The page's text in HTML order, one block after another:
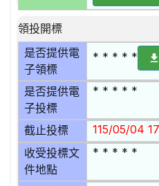
領投開標
是否提供電
子領標
* * * * *
是否提供電
子投標
* * * * *
截止投標 115/05/04
收受投標文
件地點
* * * * *